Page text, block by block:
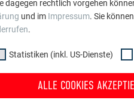
dagegen rechtlich vorgehen
und im Impressum. Sie
.
Statistiken (inkl. US-Dienste)
ALLE COOKIES